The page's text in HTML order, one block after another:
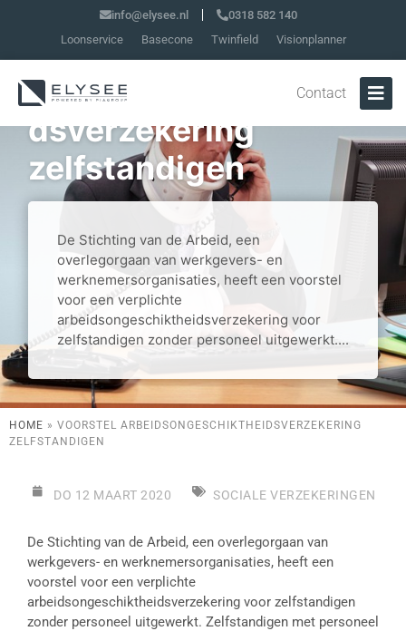
info@elysee.nl
0318 582 140
Loonservice
Basecone Twinfield Visionplanner
Contact
Voorstel
arbeidsongeschikthei
dsverzekering
zelfstandigen
De Stichting van de Arbeid, een
overlegorgaan van werkgevers- en
werknemersorganisaties, heeft een voorstel
voor een verplichte
arbeidsongeschiktheidsverzekering voor
zelfstandigen zonder personeel uitgewerkt....
HOME » VOORSTEL ARBEIDSONGESCHIKTHEIDSVERZEKERING
ZELFSTANDIGEN
DO 12 MAART 2020 SOCIALE VERZEKERINGEN
De Stichting van de Arbeid, een overlegorgaan van
werkgevers- en werknemersorganisaties, heeft een
voorstel voor een verplichte
arbeidsongeschiktheidsverzekering voor zelfstandigen
zonder personeel uitgewerkt. Zelfstandigen met personeel